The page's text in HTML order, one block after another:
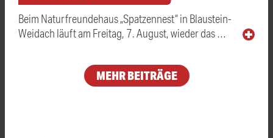
Beim Naturfreundehaus „Spatzennest“ in Blaustein-
Weidach läuft am Freitag, 7. August, wieder das …
MEHR BEITRÄGE